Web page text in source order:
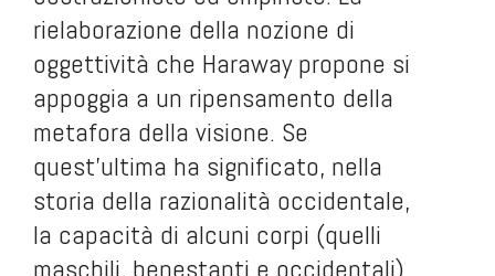
rielaborazione della nozione di
oggettività che Haraway propone si
appoggia a un ripensamento della
metafora della visione. Se
quest’ultima ha significato, nella
storia della razionalità occidentale,
la capacità di alcuni corpi (quelli
maschili, benestanti e occidentali)